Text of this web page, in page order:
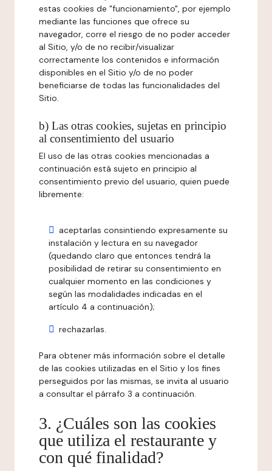
estas cookies de "funcionamiento", por ejemplo
mediante las funciones que ofrece su
navegador, corre el riesgo de no poder acceder
al Sitio, y/o de no recibir/visualizar
correctamente los contenidos e información
disponibles en el Sitio y/o de no poder
beneficiarse de todas las funcionalidades del
Sitio.
b) Las otras cookies, sujetas en principio
al consentimiento del usuario
El uso de las otras cookies mencionadas a
continuación está sujeto en principio al
consentimiento previo del usuario, quien puede
libremente:
aceptarlas consintiendo expresamente su
instalación y lectura en su navegador
(quedando claro que entonces tendrá la
posibilidad de retirar su consentimiento en
cualquier momento en las condiciones y
según las modalidades indicadas en el
artículo 4 a continuación);
rechazarlas.
Para obtener más información sobre el detalle
de las cookies utilizadas en el Sitio y los fines
perseguidos por las mismas, se invita al usuario
a consultar el párrafo 3 a continuación.
3. ¿Cuáles son las cookies
que utiliza el restaurante y
con qué finalidad?